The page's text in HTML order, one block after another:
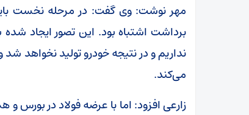
مهر نوشت: وی گفت: در مرحله نخست
برداشت اشتباه بود. این تصور ایجاد شده
نداریم و در نتیجه خودرو تولید نخواهد
می‌کند.
زارعی افزود: اما با عرضه فولاد در